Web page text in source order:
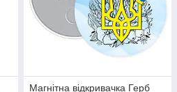
Магнітна відкривачка Герб